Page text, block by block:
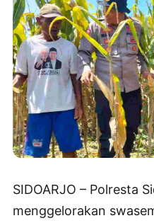
SIDOARJO – Polresta
menggelorakan